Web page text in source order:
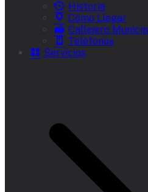
Historia
Cómo Llegar
Callejero
Teléfonos
Servicios